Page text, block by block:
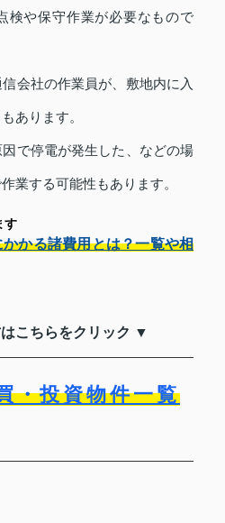
検や保守作業が必要なもので
会社の作業員が、敷地内に入
あります。
で停電が発生した、などの場
業する可能性もあります。
す
かる諸費用とは？一覧や相
こちらをクリック ▼
・投資物件一覧